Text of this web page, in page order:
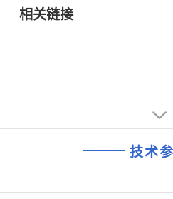
相关链接
技术